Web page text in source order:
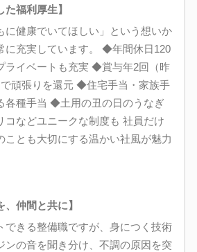
た福利厚生】
に健康でいてほしい」という想いか
に充実しています。 ◆年間休日120
ライベートも充実 ◆賞与年2回（昨
頑張りを還元 ◆住宅手当・家族手
各種手当 ◆土用の丑の日のうなぎ
コなどユニークな制度も 社員だけ
ことも大切にする温かい社風が魅力
、仲間と共に】
できる整備職ですが、身につく技術
ンの音を聞き分け、不調の原因を突